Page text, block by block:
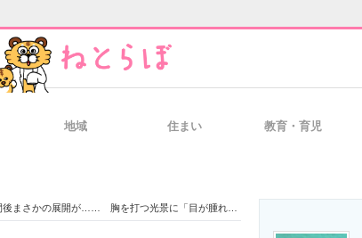
地域 住まい 教育・育児
展開が…… 胸を打つ光景に「目が腫れるくらい泣いてます」